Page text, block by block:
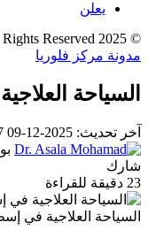
يعلن
© 2025 Florya Center. All Rights Reserved.
مدونة مركز فلوريا
السياحة
آخر تحديث: 2025-12-09 4:07 م
شارك
23 دقيقة للقراءة
السياحة العلاجية في